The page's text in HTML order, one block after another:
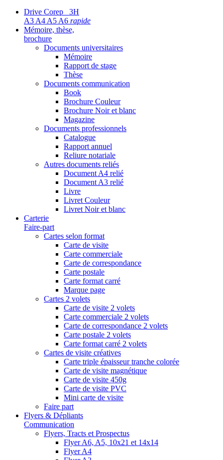
Drive Corep 3H
A3 A4 A5 A6 rapide
Mémoire, thèse,
brochure
Documents universitaires
Mémoire
Rapport de stage
Thèse
Documents communication
Book
Brochure Couleur
Brochure Noir et blanc
Magazine
Documents professionnels
Catalogue
Rapport annuel
Reliure notariale
Autres documents reliés
Document A4 relié
Document A3 relié
Livre
Livret Couleur
Livret Noir et blanc
Carterie
Faire-part
Cartes selon format
Carte de visite
Carte commerciale
Carte de correspondance
Carte postale
Carte format carré
Marque page
Cartes 2 volets
Carte de visite 2 volets
Carte commerciale 2 volets
Carte de correspondance 2 volets
Carte postale 2 volets
Carte format carré 2 volets
Cartes de visite créatives
Carte triple épaisseur tranche colorée
Carte de visite magnétique
Carte de visite 450g
Carte de visite PVC
Mini carte de visite
Faire part
Flyers & Dépliants
Communication
Flyers, Tracts et Prospectus
Flyer A6, A5, 10x21 et 14x14
Flyer A4